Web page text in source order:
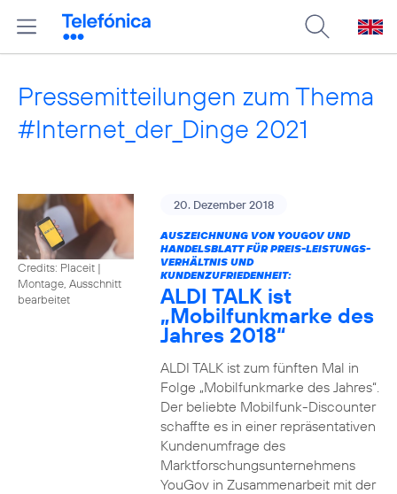
Pressemitteilungen zum Thema
#Internet_der_Dinge 2021
Credits: Placeit |
Montage, Ausschnitt
bearbeitet
20. Dezember 2018
AUSZEICHNUNG VON YOUGOV UND
HANDELSBLATT FÜR PREIS-LEISTUNGS-
VERHÄLTNIS UND
KUNDENZUFRIEDENHEIT:
ALDI TALK ist
„Mobilfunkmarke des
Jahres 2018“
ALDI TALK ist zum fünften Mal in
Folge „Mobilfunkmarke des Jahres“.
Der beliebte Mobilfunk-Discounter
schaffte es in einer repräsentativen
Kundenumfrage des
Marktforschungsunternehmens
YouGov in Zusammenarbeit mit der